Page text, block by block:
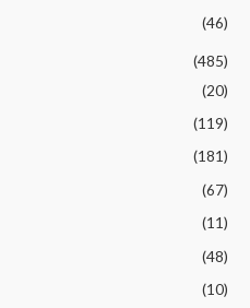
(46)
(485)
(20)
(119)
(181)
(67)
(11)
(48)
(10)